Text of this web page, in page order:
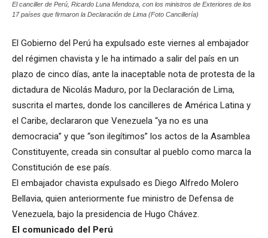
El canciller de Perú, Ricardo Luna Mendoza, con los ministros de Exteriores de los
17 países que firmaron la Declaración de Lima (Foto Cancillería)
El Gobierno del Perú ha expulsado este viernes al embajador
del régimen chavista y le ha intimado a salir del país en un
plazo de cinco días, ante la inaceptable nota de protesta de la
dictadura de Nicolás Maduro, por la Declaración de Lima,
suscrita el martes, donde los cancilleres de América Latina y
el Caribe, declararon que Venezuela “ya no es una
democracia” y que “son ilegítimos” los actos de la Asamblea
Constituyente, creada sin consultar al pueblo como marca la
Constitución de ese país.
El embajador chavista expulsado es Diego Alfredo Molero
Bellavia, quien anteriormente fue ministro de Defensa de
Venezuela, bajo la presidencia de Hugo Chávez.
El comunicado del Perú